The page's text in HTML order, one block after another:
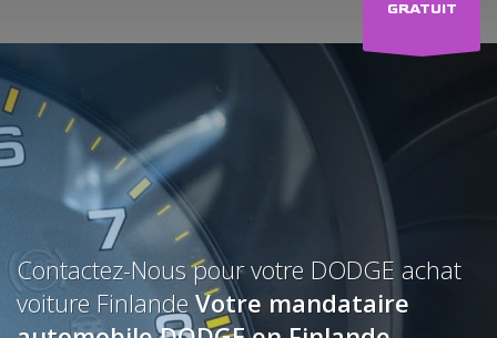
GRATUIT
Contactez-Nous pour votre DODGE achat
voiture Finlande Votre mandataire